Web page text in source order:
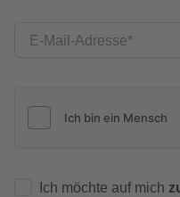
E-Mail-Adresse
Ich möchte auf mich